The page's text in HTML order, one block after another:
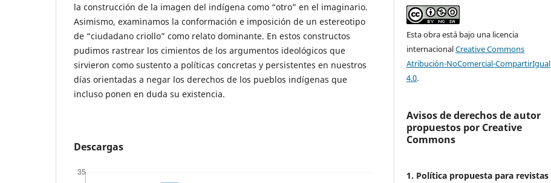
la construcción de la imagen del indígena como “otro” en el imaginario.
Asimismo, examinamos la conformación e imposición de un estereotipo
de “ciudadano criollo” como relato dominante. En estos constructos
pudimos rastrear los cimientos de los argumentos ideológicos que
sirvieron como sustento a políticas concretas y persistentes en nuestros
días orientadas a negar los derechos de los pueblos indígenas que
incluso ponen en duda su existencia.
Descargas
Esta obra está bajo una licencia
internacionalCreative Commons
Atribución-NoComercial-CompartirIgual
4.0.
Avisos de derechos de autor
propuestos por Creative
Commons
1. Política propuesta para revistas